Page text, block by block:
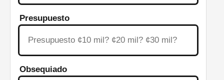
Presupuesto
Obsequiado